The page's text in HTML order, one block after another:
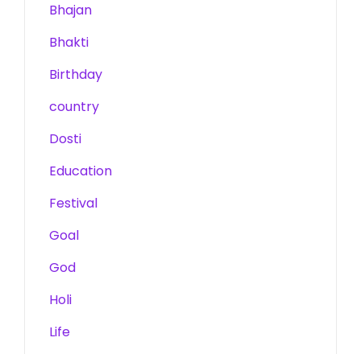
Bhajan
Bhakti
Birthday
country
Dosti
Education
Festival
Goal
God
Holi
Life